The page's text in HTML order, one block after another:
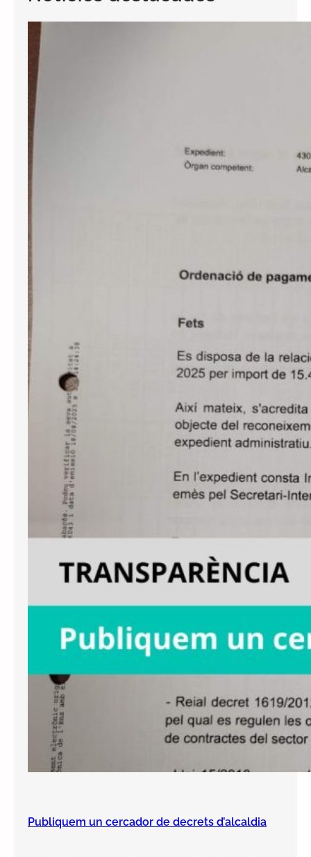
Publiquem un cercador de decrets d’alcaldia